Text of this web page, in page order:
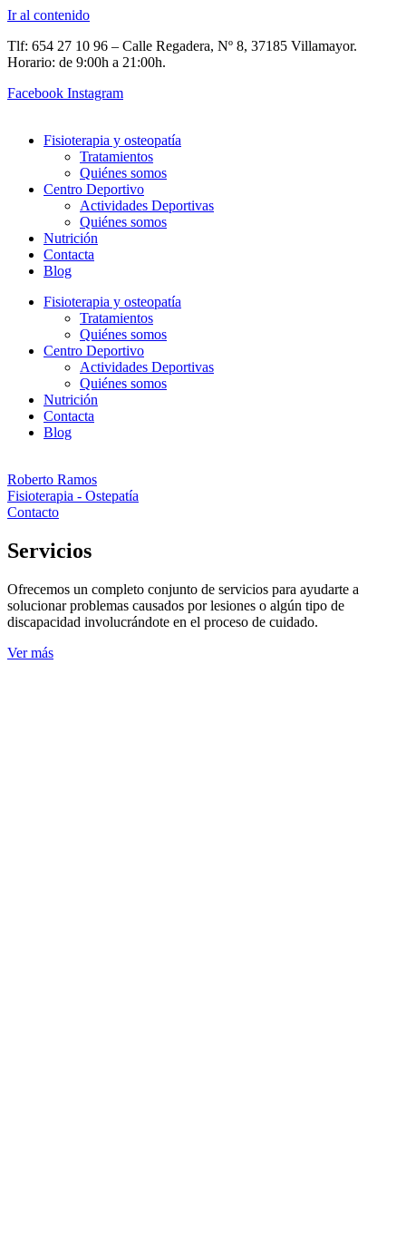
Ir al contenido
Tlf: 654 27 10 96 – Calle Regadera, Nº 8, 37185 Villamayor.
Horario: de 9:00h a 21:00h.
Facebook Instagram
Fisioterapia y osteopatía
Tratamientos
Quiénes somos
Centro Deportivo
Actividades Deportivas
Quiénes somos
Nutrición
Contacta
Blog
Fisioterapia y osteopatía
Tratamientos
Quiénes somos
Centro Deportivo
Actividades Deportivas
Quiénes somos
Nutrición
Contacta
Blog
Roberto Ramos
Fisioterapia - Ostepatía
Contacto
Servicios
Ofrecemos un completo conjunto de servicios para ayudarte a
solucionar problemas causados por lesiones o algún tipo de
discapacidad involucrándote en el proceso de cuidado.
Ver más